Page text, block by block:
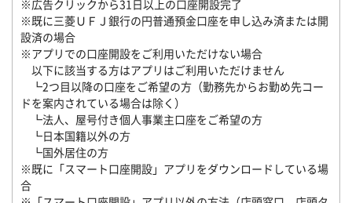
※広告クリックから31日以上の口座開設完了
※既に三菱ＵＦＪ銀行の円普通預金口座を申し込み済または開
設済の場合
※アプリでの口座開設をご利用いただけない場合
以下に該当する方はアプリはご利用いただけません
┗2つ目以降の口座をご希望の方（勤務先からお勤め先コー
ドを案内されている場合は除く）
┗法人、屋号付き個人事業主口座をご希望の方
┗日本国籍以外の方
┗国外居住の方
※既に「スマート口座開設」アプリをダウンロードしている場
合